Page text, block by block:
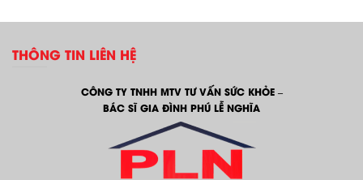
THÔNG TIN LIÊN HỆ
CÔNG TY TNHH MTV TƯ VẤN SỨC KHỎE –
BÁC SĨ GIA ĐÌNH PHÚ LỄ NGHĨA